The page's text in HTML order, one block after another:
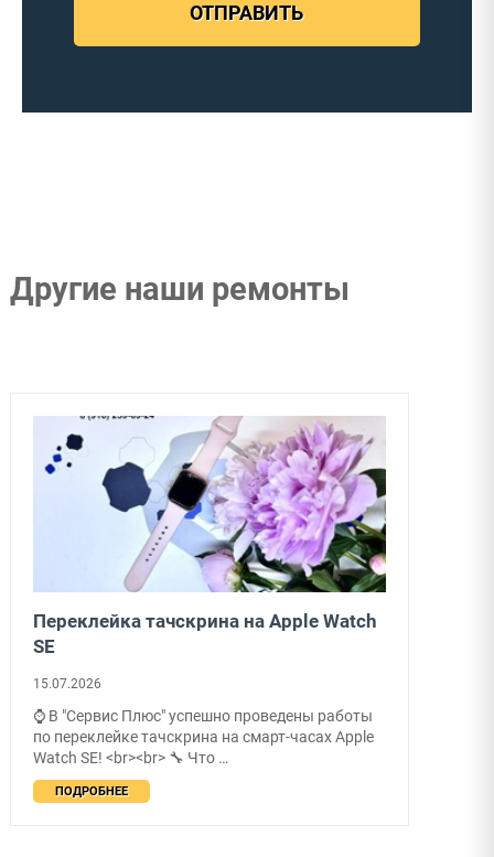
ОТПРАВИТЬ
Другие наши ремонты
Переклейка тачскрина на Apple Watch
SE
15.07.2026
⌚ В "Сервис Плюс" успешно проведены работы
по переклейке тачскрина на смарт-часах Apple
Watch SE! <br><br> 🔧 Что …
ПОДРОБНЕЕ